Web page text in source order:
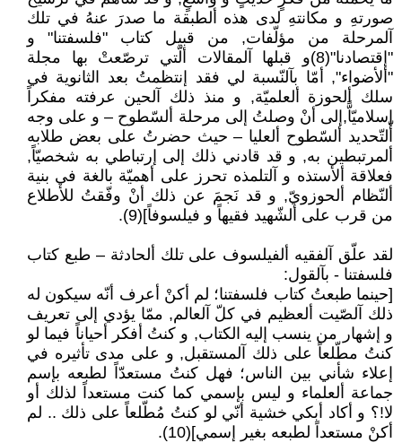
صورتهِ و مكانتهِ لدى هذه ألطبقة ما صدرَ عنهُ في تلك
آلمرحلة من مؤلّفات, من قبيل كتاب "فلسفتنا" و
"إقتصادنا"(8)و قبلها آلمقالات ألّتي ترصّعتْ بها مجلة
"ألأضواء", أمّا بآلنّسبة لي فقد إنتظمتُ بعد الثانوية في
سلك ألحوزة ألعلميّة, و منذ ذلك آلحين عرفته مفكراً
إسلاميّاًّ,إلى أنْ وصلتُ إلى مرحلة ألسّطوح – و على وجه
أّلتّحديد ألسّطوح ألعليا – حيث حضرتُ على بعض طلابه
ألمرتبطين به, و قد قادني ذلك إلى إرتباطي به شخصيّاً,
فعلاقة ألأستذه و آلتلمذه تحرز على أهميّة بالغة في بنية
ألنّظام ألحوزويّ, و قد نَجمَ عن ذلك أنْ وفّقتُ للأطلاع
من قرب على ألشّهيد فقيهاً و فيلسوفاً](9).
لقد علّق آلفقيه ألفيلسوف على تلك ألحادثة – طبع كتاب
فلسفتنا - بآلقول:
[حينما طبعتُ كتاب فلسفتنا؛ لم أكنْ أعرف أنّه سيكون له
ذلك آلصّيت ألعظيم في كلّ آلعالم, ممّا يؤدي إلى تعريف
و إشهار من ينسب إليه الكتاب, و كنتُ أفكر أحياناً فيما لو
كنتُ مطّلعاً على ذلك آلمستقبل, و على مدى تأثيره في
إعلاء شأني بين الناس؛ فهل كنتُ مستعدّاً لطبعه بإسم
جماعة ألعلماء و ليس بإسمي كما كنت مستعداً لذلك أو
لا!؟ و أكاد أبكي خشية أنّي لو كنتُ مُطّلعاً على ذلك .. لم
أكنْ مستعداً لطبعه بغير إسمي](10).